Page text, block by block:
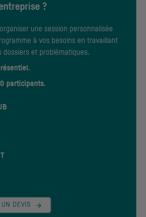
?
une session personnalisée
à vos besoins en travaillant
dossiers et problématiques.
participants.
DEVIS